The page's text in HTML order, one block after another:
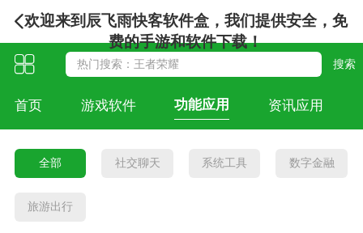
欢迎来到辰飞雨快客软件盒，我们提供安全，免
费的手游和软件下载！
首页 游戏软件 功能应用 资讯应用
全部 社交聊天 系统工具 数字金融
旅游出行